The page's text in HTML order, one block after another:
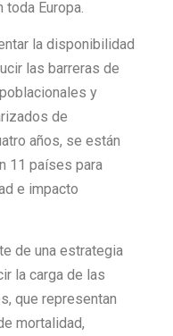
Europa.
la disponibilidad
las barreras de
y
de
años, se están
11 países para
e impacto
de una estrategia
la carga de las
que representan
mortalidad,